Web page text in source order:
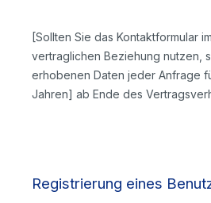
[Sollten Sie das Kontaktformular
vertraglichen Beziehung nutzen,
erhobenen Daten jeder Anfrage
Jahren] ab Ende des
Registrierung eines